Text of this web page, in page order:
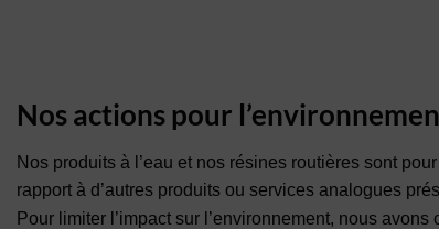
Nos actions pour
Nos produits à l’eau et nos résines routières sont
rapport à d’autres produits ou services analogues
Pour limiter l’impact sur l’environnement, nous avons